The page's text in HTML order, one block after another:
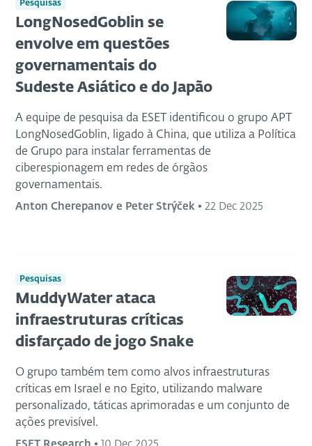
Pesquisas
LongNosedGoblin se
envolve em questões
governamentais do
Sudeste Asiático e do Japão
A equipe de pesquisa da ESET identificou o grupo APT
LongNosedGoblin, ligado à China, que utiliza a Política
de Grupo para instalar ferramentas de
ciberespionagem em redes de órgãos
governamentais.
Anton Cherepanov e Peter Strýček • 22 Dec 2025
Pesquisas
MuddyWater ataca
infraestruturas críticas
disfarçado de jogo Snake
O grupo também tem como alvos infraestruturas
críticas em Israel e no Egito, utilizando malware
personalizado, táticas aprimoradas e um conjunto de
ações previsível.